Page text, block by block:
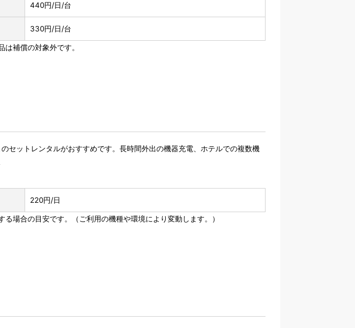
440円/日/台
330円/日/台
補償の対象外です。
セットレンタルがおすすめです。長時間外出の機器充電、ホテルでの複数機
220円/日
場合の目安です。（ご利用の機種や環境により変動します。）